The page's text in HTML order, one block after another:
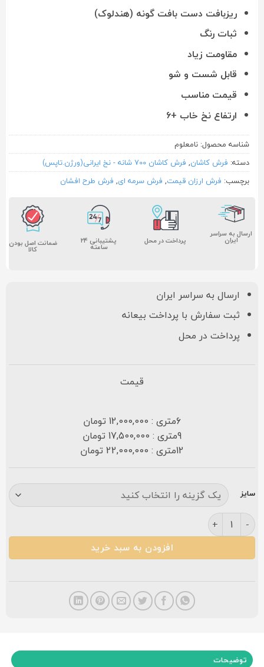
ریزبافت دست بافت گونه (هندلوک)
ثبات رنگ
مقاومت زیاد
قابل شست و شو
قیمت مناسب
ارتفاع نخ خاب +۶
شناسه محصول: نامعلوم
دسته: فرش کاشان, فرش کاشان 700 شانه - نخ ایرانی(ورژن.تاپس)
برچسب: فرش ارزان قیمت, فرش سرمه ای, فرش طرح افشان
ارسال به سراسر
ایران پرداخت در محل پشتیبانی ۲۴
ساعته ضمانت اصل بودن
کالا
ارسال به سراسر ایران
ثبت سفارش با پرداخت بیعانه
پرداخت در محل
قیمت
6متری : 12,000,000 تومان
9متری : 17,500,000 تومان
12متری : 22,000,000 تومان
سایز
فرش لنا ۷۰۰ شانه دودی عدد
افزودن به سبد خرید
توضیحات